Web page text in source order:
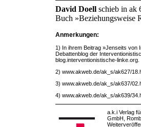
David Doell schieb in ak
Buch »Beziehungsweise
Anmerkungen:
1) In ihrem Beitrag »Jenseits von
Debattenblog der
blog.interventionistische-linke.org.
2) www.akweb.de/ak_s/ak627/
3) www.akweb.de/ak_s/ak637/
4) www.akweb.de/ak_s/ak639/
a.k.i Verlag
GmbH,